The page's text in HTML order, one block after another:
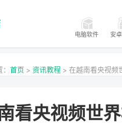
电脑软件 安
首页 > 资讯教程 > 在越南看央视频
看央视频世